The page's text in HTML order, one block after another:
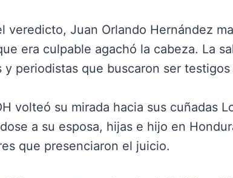
veredicto, Juan Orlando Hernández
era culpable agachó la cabeza. La
y periodistas que buscaron ser
volteó su mirada hacia sus cuñadas
a su esposa, hijas e hijo en
que presenciaron el juicio.